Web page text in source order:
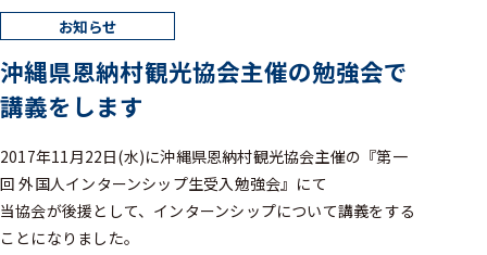
沖縄県恩納村観光協会主催の勉強会で
講義をします
2017年11月22日(水)に沖縄県恩納村観光協会主催の『第一
回 外国人インターンシップ生受入勉強会』にて
当協会が後援として、インターンシップについて講義をする
ことになりました。